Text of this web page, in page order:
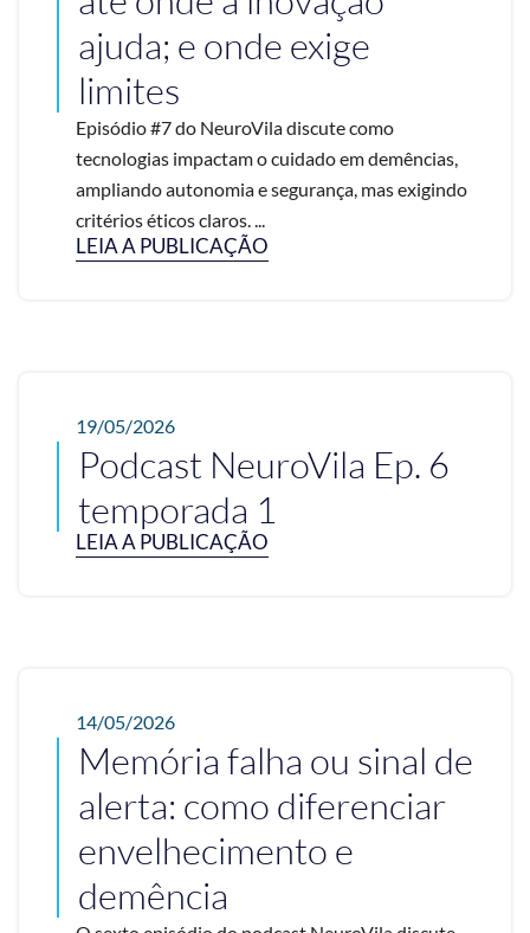
ajuda; e onde exige
limites
Episódio #7 do NeuroVila discute como
tecnologias impactam o cuidado em demências,
ampliando autonomia e segurança, mas exigindo
critérios éticos claros. ...
LEIA A PUBLICAÇÃO
19/05/2026
Podcast NeuroVila Ep. 6
temporada 1
LEIA A PUBLICAÇÃO
14/05/2026
Memória falha ou sinal de
alerta: como diferenciar
envelhecimento e
demência